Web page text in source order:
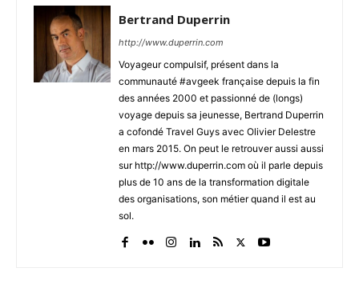
Bertrand Duperrin
http://www.duperrin.com
Voyageur compulsif, présent dans la
communauté #avgeek française depuis la fin
des années 2000 et passionné de (longs)
voyage depuis sa jeunesse, Bertrand Duperrin
a cofondé Travel Guys avec Olivier Delestre
en mars 2015. On peut le retrouver aussi aussi
sur http://www.duperrin.com où il parle depuis
plus de 10 ans de la transformation digitale
des organisations, son métier quand il est au
sol.